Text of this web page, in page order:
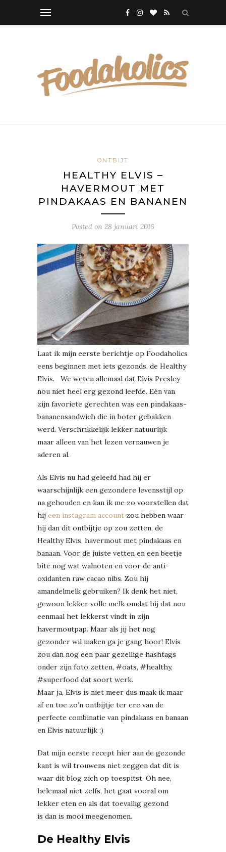
ONTBIJT
HEALTHY ELVIS –
HAVERMOUT MET
PINDAKAAS EN BANANEN
Posted on 28 januari 2016
Laat ik mijn eerste berichtje op Foodaholics
eens beginnen met iets gezonds, de Healthy
Elvis. We weten allemaal dat Elvis Presley
nou niet heel erg gezond leefde. Eén van
zijn favoriete gerechten was een pindakaas-
bananensandwich die in boter gebakken
werd. Verschrikkelijk lekker natuurlijk
maar alleen van het lezen vernauwen je
aderen al.
Als Elvis nu had geleefd had hij er
waarschijnlijk een gezondere levensstijl op
na gehouden en kan ik me zo voorstellen dat
hij een instagram account zou hebben waar
hij dan dit ontbijtje op zou zetten, de
Healthy Elvis, havermout met pindakaas en
banaan. Voor de juiste vetten en een beetje
bite nog wat walnoten en voor de anti-
oxidanten raw cacao nibs. Zou hij
amandelmelk gebruiken? Ik denk het niet,
gewoon lekker volle melk omdat hij dat nou
eenmaal het lekkerst vindt in zijn
havermoutpap. Maar als jij het nog
gezonder wil maken ga je gang hoor! Elvis
zou dan nog een paar gezellige hashtags
onder zijn foto zetten, #oats, #healthy,
#superfood dat soort werk.
Maar ja, Elvis is niet meer dus maak ik maar
af en toe zo’n ontbijtje ter ere van de
perfecte combinatie van pindakaas en banaan
en Elvis natuurlijk ;)
Dat mijn eerste recept hier aan de gezonde
kant is wil trouwens niet zeggen dat dit is
waar dit blog zich op toespitst. Oh nee,
helemaal niet zelfs, het gaat vooral om
lekker eten en als dat toevallig gezond
is dan is mooi meegenomen.
De Healthy Elvis